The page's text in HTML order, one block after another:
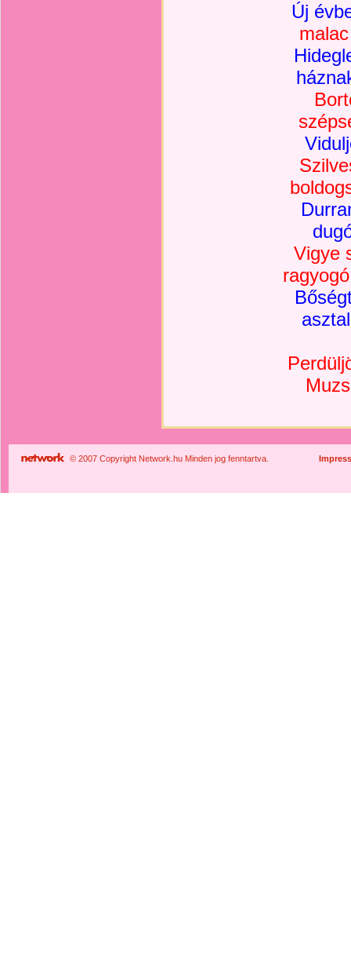
Új
Vigye
© 2007 Copyright Network.hu Minden jog fenntartva.